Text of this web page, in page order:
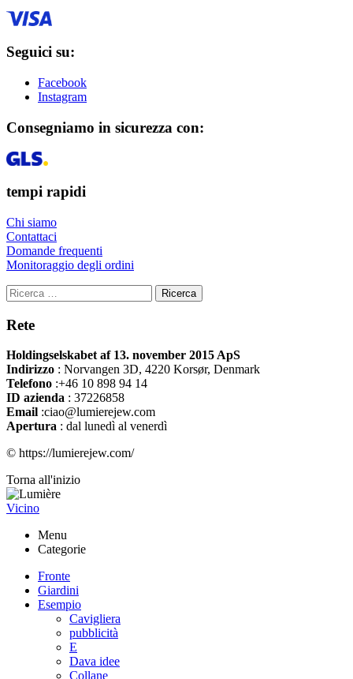
Seguici su:
Facebook
Instagram
Consegniamo in sicurezza con:
tempi rapidi
Chi siamo
Contattaci
Domande frequenti
Monitoraggio degli ordini
Ricerca
Rete
Holdingselskabet af 13. november 2015 ApS
Indirizzo : Norvangen 3D, 4220 Korsør, Denmark
Telefono :+46 10 898 94 14
ID azienda : 37226858
Email :ciao@lumierejew.com
Apertura : dal lunedì al venerdì
© https://lumierejew.com/
Torna all'inizio
Vicino
Menu
Categorie
Fronte
Giardini
Esempio
Cavigliera
pubblicità
E
Dava idee
Collane